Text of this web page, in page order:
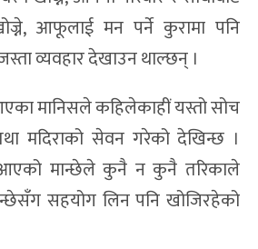
आफूलाई मन पर्ने कुरामा पनि
व्यवहार देखाउन थाल्छन् ।
मानिसले कहिलेकाहीं यस्तो सोच
मदिराको सेवन गरेको देखिन्छ ।
मान्छेले कुनै न कुनै तरिकाले
सहयोग लिन पनि खोजिरहेको